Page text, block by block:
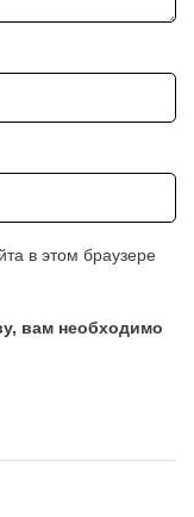
в этом браузере
вам необходимо